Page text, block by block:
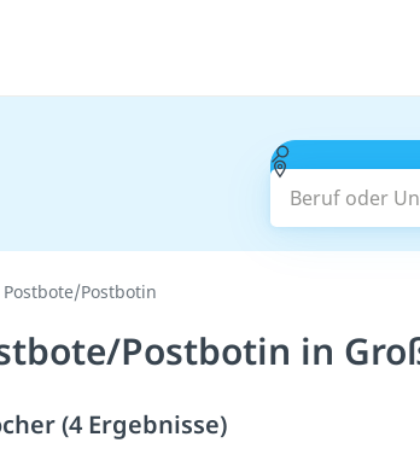
Beruf oder
Postbote/Postbotin
Postbotin in
(4 Ergebnisse)